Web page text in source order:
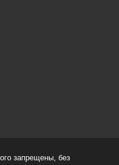
запрещены, без